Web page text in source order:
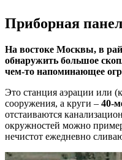
Приборная
На востоке Москвы, в
обнаружить большое
чем-то напоминающее
Это станция аэрации или
сооружения, а круги – 40-
отстаиваются
окружностей можно
нечистот ежедневно